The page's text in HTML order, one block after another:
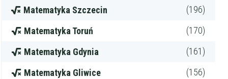
Matematyka Szczecin (196)
Matematyka Toruń (170)
Matematyka Gdynia (161)
Matematyka Gliwice (156)